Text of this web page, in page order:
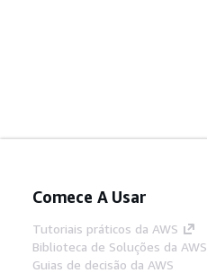
Comece A Usar
Tutoriais práticos da AWS
Biblioteca de Soluções da AWS
Guias de decisão da AWS